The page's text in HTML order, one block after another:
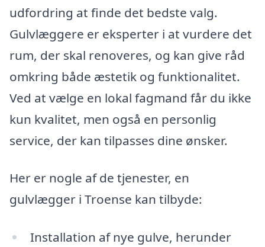
udfordring at finde det bedste valg.
Gulvlæggere er eksperter i at vurdere det
rum, der skal renoveres, og kan give råd
omkring både æstetik og funktionalitet.
Ved at vælge en lokal fagmand får du ikke
kun kvalitet, men også en personlig
service, der kan tilpasses dine ønsker.
Her er nogle af de tjenester, en
gulvlægger i Troense kan tilbyde:
Installation af nye gulve, herunder